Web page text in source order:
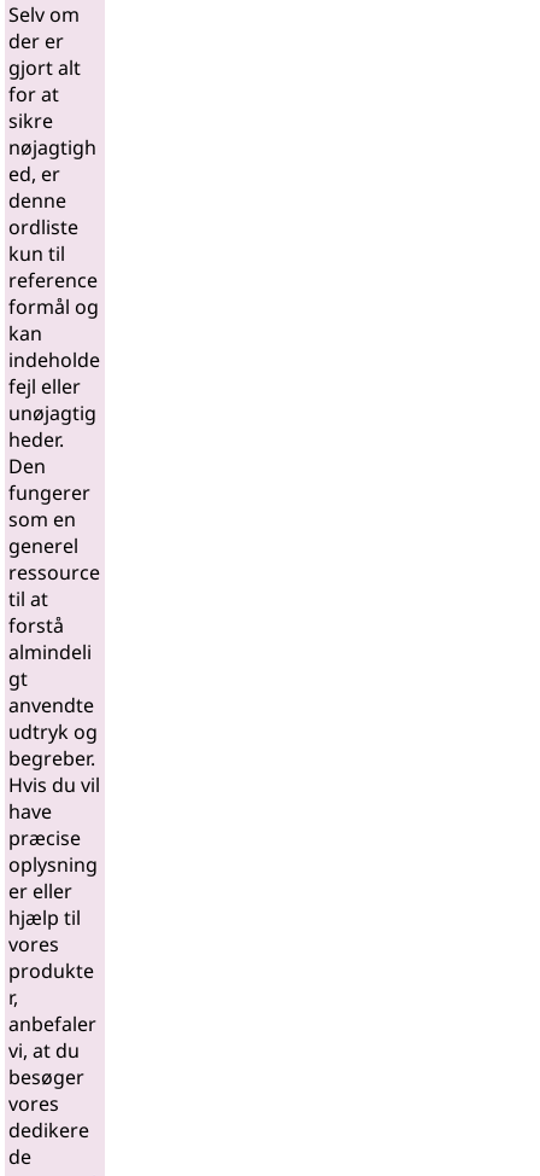
Selv om
der er
gjort alt
for at
sikre
nøjagtigh
ed, er
denne
ordliste
kun til
reference
formål og
kan
indeholde
fejl eller
unøjagtig
heder.
Den
fungerer
som en
generel
ressource
til at
forstå
almindeli
gt
anvendte
udtryk og
begreber.
Hvis du vil
have
præcise
oplysning
er eller
hjælp til
vores
produkte
r,
anbefaler
vi, at du
besøger
vores
dedikere
de